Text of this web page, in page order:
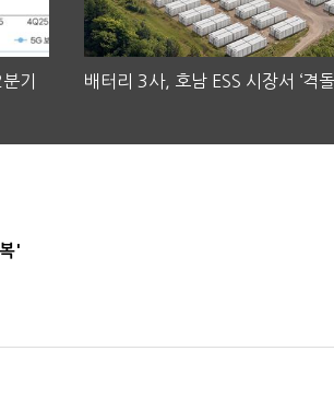
기
배터리 3사, 호남 ESS 시장서 ‘격돌
'